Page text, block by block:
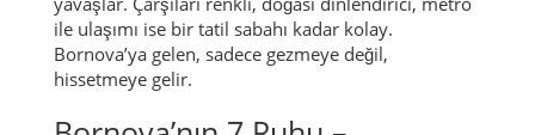
ile ulaşımı ise bir tatil sabahı kadar kolay.
Bornova’ya gelen, sadece gezmeye değil,
hissetmeye gelir.